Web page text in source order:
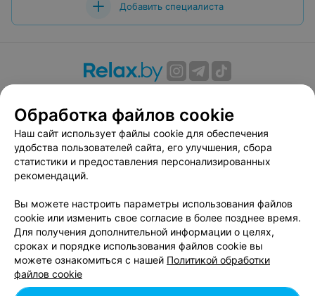
Добавить специалиста
Вакансии
Публичный договор
Способы оплаты
Публичный договор по использованию сервиса
«Афиша»
Пользовательское соглашение
Связаться по вопросам сотрудничества
Написать руководителю relax.by
Персональные настройки cookie
Обработка персональных данных
Обработка файлов cookie
Наш сайт использует файлы cookie для обеспечения
удобства пользователей сайта, его улучшения, сбора
статистики и предоставления персонализированных
рекомендаций.
Вы можете настроить параметры использования файлов
cookie или изменить свое согласие в более позднее время.
Для получения дополнительной информации о целях,
сроках и порядке использования файлов cookie вы
можете ознакомиться с нашей Политикой обработки
файлов cookie